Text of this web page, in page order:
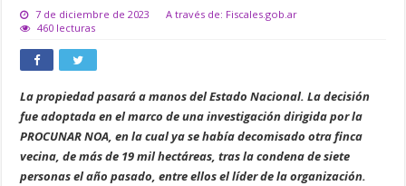
7 de diciembre de 2023
A través de: Fiscales.gob.ar
460 lecturas
La propiedad pasará a manos del Estado Nacional. La decisión
fue adoptada en el marco de una investigación dirigida por la
PROCUNAR NOA, en la cual ya se había decomisado otra finca
vecina, de más de 19 mil hectáreas, tras la condena de siete
personas el año pasado, entre ellos el líder de la organización.